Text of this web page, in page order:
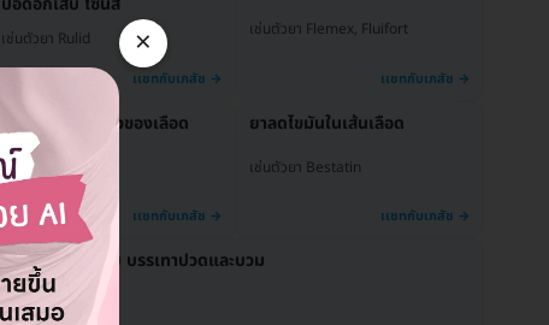
เช่นตัวยา Rulid เช่นตัวยา Flemex, Fluifort
ยาต้านการแข็งตัวของเลือด
เช่นตัวยา Plavix
ยาลดไขมันในเส้นเลือด
เช่นตัวยา Bestatin
ยาต้านการอักเสบ บรรเทาปวดและบวม
เช่นตัวยา Celebrex
×